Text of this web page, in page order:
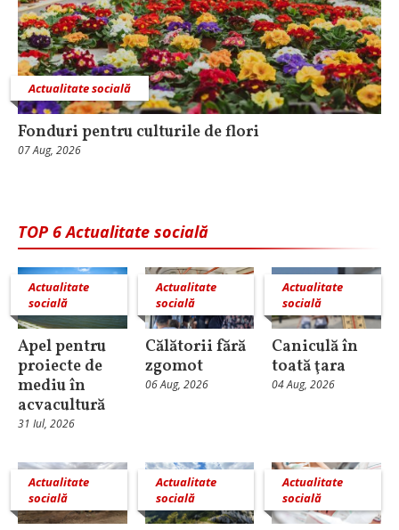
Actualitate socială
Fonduri pentru culturile de flori
07 Aug, 2026
TOP 6 Actualitate socială
Actualitate
socială
Apel pentru
proiecte de
mediu în
acvacultură
31 Iul, 2026
Actualitate
socială
Călătorii fără
zgomot
06 Aug, 2026
Actualitate
socială
Caniculă în
toată ţara
04 Aug, 2026
Actualitate
socială
Actualitate
socială
Actualitate
socială